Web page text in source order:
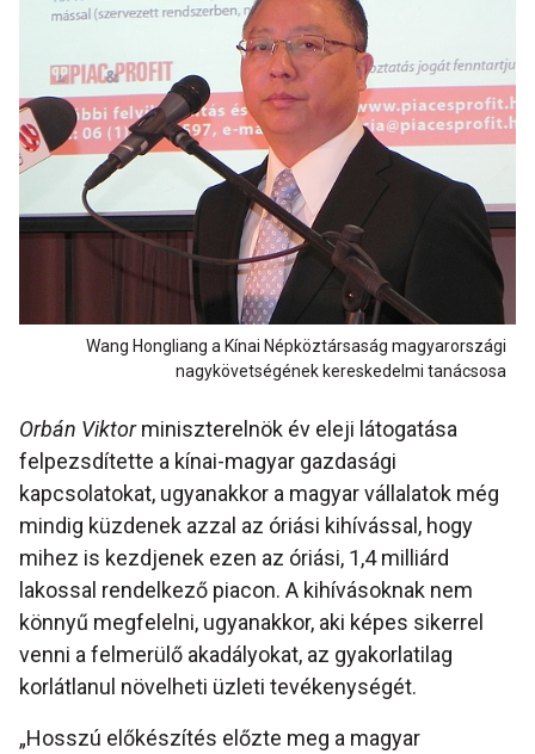
Wang Hongliang a Kínai Népköztársaság magyarországi
nagykövetségének kereskedelmi tanácsosa
Orbán Viktorminiszterelnök év eleji látogatása
felpezsdítette a kínai-magyar gazdasági
kapcsolatokat, ugyanakkor a magyar vállalatok még
mindig küzdenek azzal az óriási kihívással, hogy
mihez is kezdjenek ezen az óriási, 1,4 milliárd
lakossal rendelkező piacon. A kihívásoknak nem
könnyű megfelelni, ugyanakkor, aki képes sikerrel
venni a felmerülő akadályokat, az gyakorlatilag
korlátlanul növelheti üzleti tevékenységét.
„Hosszú előkészítés előzte meg a magyar